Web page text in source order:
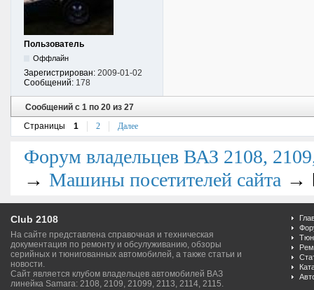
Пользователь
Оффлайн
Зарегистрирован: 2009-01-02
Сообщений: 178
Сообщений с 1 по 20 из 27
Страницы
1 2 Далее
Форум владельцев ВАЗ 2108,
→ Машины посетителей сайта →
Club 2108
На сайте представлена справочная и техническая
документация по ремонту и обсулуживанию, обзоры
серийных и тюнигованных автомобилей, а также статьи и
новости.
Сайт является клубом владельцев автомобилей ВАЗ
линейка Samara: 2108, 2109, 21099, 2113, 2114, 2115.